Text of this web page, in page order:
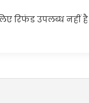
रिफंड उपलब्ध नहीं